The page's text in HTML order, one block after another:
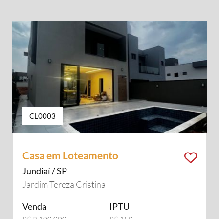
CL0003
Casa em Loteamento
Jundiaí / SP
Jardim Tereza Cristina
Venda IPTU